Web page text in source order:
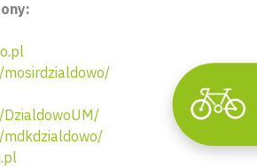
mdkdzialdowo/